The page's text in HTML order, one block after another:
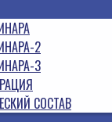
2
3
СОСТАВ